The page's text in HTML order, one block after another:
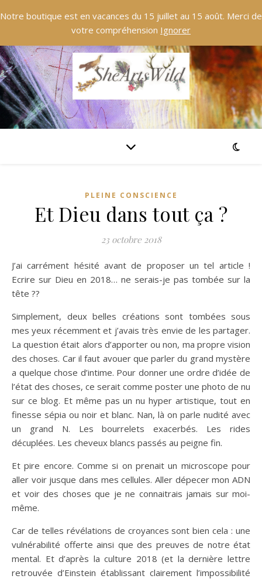
Notre boutique est en vacances du 15 juillet au 15 août. Merci de
votre compréhension Ignorer
PLEINE CONSCIENCE
Et Dieu dans tout ça ?
23 octobre 2018
J’ai carrément hésité avant de proposer un tel article !
Ecrire sur Dieu en 2018… ne serais-je pas tombée sur la
tête ??
Simplement, deux belles créations sont tombées sous
mes yeux récemment et j’avais très envie de les partager.
La question était alors d’apporter ou non, ma propre vision
des choses. Car il faut avouer que parler du grand mystère
a quelque chose d’intime. Pour donner une ordre d’idée de
l’état des choses, ce serait comme poster une photo de nu
sur ce blog. Et même pas un nu hyper artistique, tout en
finesse sépia ou noir et blanc. Nan, là on parle nudité avec
un grand N. Les bourrelets exacerbés. Les rides
décuplées. Les cheveux blancs passés au peigne fin.
Et pire encore. Comme si on prenait un microscope pour
aller voir jusque dans mes cellules. Aller dépecer mon ADN
et voir des choses que je ne connaitrais jamais sur moi-
même.
Car de telles révélations de croyances sont bien cela : une
vulnérabilité offerte ainsi que des preuves de notre état
mental. Et d’après la culture 2018 (et la dernière lettre
retrouvée d’Einstein établissant clairement l’impossibilité